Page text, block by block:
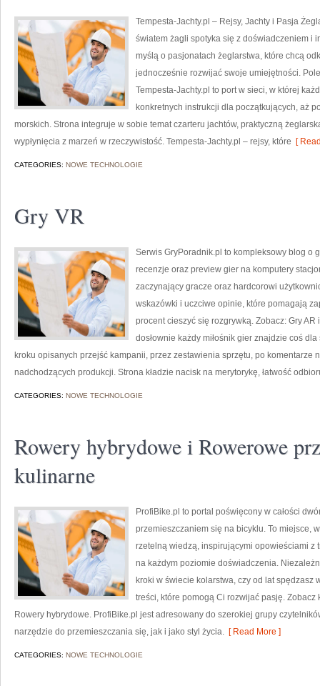
Tempesta-Jachty.pl – Rejsy, Jachty i Pasja
światem żagli spotyka się z doświadczeniem i
myślą o pasjonatach żeglarstwa, które chcą
jednocześnie rozwijać swoje umiejętności.
Tempesta-Jachty.pl to port w sieci, w której
konkretnych instrukcji dla początkujących, aż
morskich. Strona integruje w sobie temat czarteru jachtów, praktyczną
wypłynięcia z marzeń w rzeczywistość. Tempesta-Jachty.pl – rejsy, które [
CATEGORIES: NOWE TECHNOLOGIE
Gry VR
Serwis GryPoradnik.pl to kompleksowy blog o
recenzje oraz preview gier na komputery
zaczynający gracze oraz hardcorowi
wskazówki i uczciwe opinie, które pomagają
procent cieszyć się rozgrywką. Zobacz: Gry
dosłownie każdy miłośnik gier znajdzie coś
kroku opisanych przejść kampanii, przez zestawienia sprzętu, po komentarze
nadchodzących produkcji. Strona kładzie nacisk na merytorykę, łatwość
CATEGORIES: NOWE TECHNOLOGIE
Rowery hybrydowe i Rowerowe
kulinarne
ProfiBike.pl to portal poświęcony w całości
przemieszczaniem się na bicyklu. To miejsce,
rzetelną wiedzą, inspirującymi opowieściami z
na każdym poziomie doświadczenia.
kroki w świecie kolarstwa, czy od lat
treści, które pomogą Ci rozwijać pasję.
Rowery hybrydowe. ProfiBike.pl jest adresowany do szerokiej grupy
narzędzie do przemieszczania się, jak i jako styl życia. [ Read More ]
CATEGORIES: NOWE TECHNOLOGIE